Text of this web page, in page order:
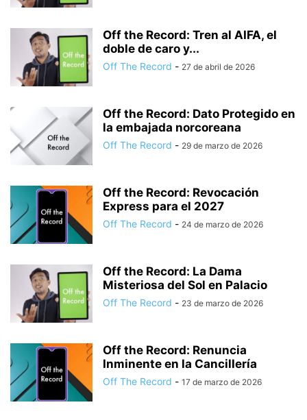
Off the Record: Tren al AIFA, el
doble de caro y...
Off The Record - 27 de abril de 2026
Off the Record: Dato Protegido en
la embajada norcoreana
Off The Record - 29 de marzo de 2026
Off the Record: Revocación
Express para el 2027
Off The Record - 24 de marzo de 2026
Off the Record: La Dama
Misteriosa del Sol en Palacio
Off The Record - 23 de marzo de 2026
Off the Record: Renuncia
Inminente en la Cancillería
Off The Record - 17 de marzo de 2026